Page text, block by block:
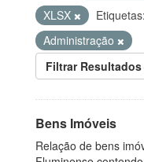
XLSX
Etiquetas:
Administração
Filtrar Resultados
Bens Imóveis
Relação de bens